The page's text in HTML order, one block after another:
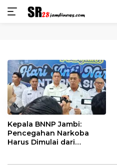
konten
«
Kepala BNNP Jambi:
Pencegahan Narkoba
Harus Dimulai dari